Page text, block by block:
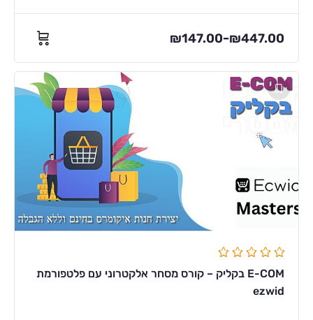
₪147.00–₪447.00
E-COM בקליק – קורס מסחר אלקטרוני עם פלטפורמת
ezwid